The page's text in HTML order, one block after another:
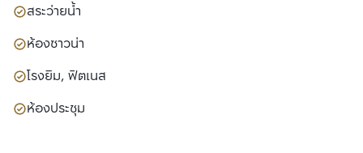
สระว่ายน้ำ
ห้องซาวน่า
โรงยิม, ฟิตเนส
ห้องประชุม